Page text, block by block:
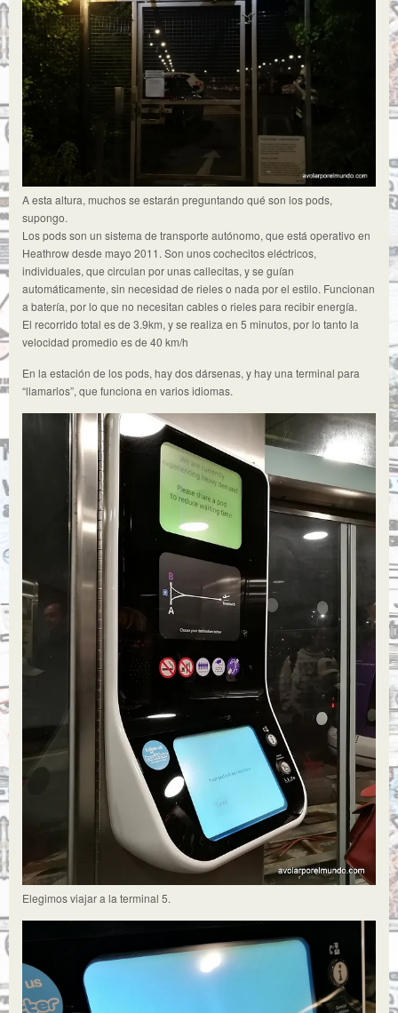
A esta altura, muchos se estarán preguntando qué son los pods,
supongo.
Los pods son un sistema de transporte autónomo, que está operativo en
Heathrow desde mayo 2011. Son unos cochecitos eléctricos,
individuales, que circulan por unas callecitas, y se guían
automáticamente, sin necesidad de rieles o nada por el estilo. Funcionan
a batería, por lo que no necesitan cables o rieles para recibir energía.
El recorrido total es de 3.9km, y se realiza en 5 minutos, por lo tanto la
velocidad promedio es de 40 km/h
En la estación de los pods, hay dos dársenas, y hay una terminal para
“llamarlos”, que funciona en varios idiomas.
Elegimos viajar a la terminal 5.